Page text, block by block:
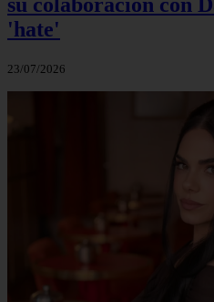
'hate'
23/07/2026